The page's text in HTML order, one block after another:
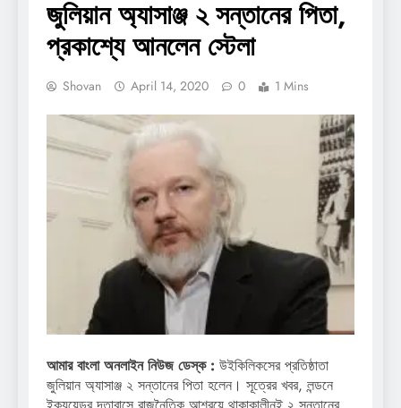
জুলিয়ান অ্যাসাঞ্জ ২ সন্তানের পিতা,
প্রকাশ্যে আনলেন স্টেলা
Shovan April 14, 2020 0 1 Mins
আমার বাংলা অনলাইন নিউজ ডেস্ক : উইকিলিকসের প্রতিষ্ঠাতা
জুলিয়ান অ্যাসাঞ্জ ২ সন্তানের পিতা হলেন। সূত্রের খবর, লন্ডনে